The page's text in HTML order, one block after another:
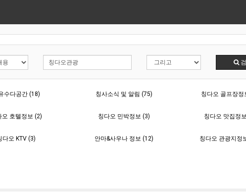
수다공간 (18) 칭사소식 및 알림 (75) 칭다오 골프장정
오 호텔정보 (2) 칭다오 민박정보 (3) 칭다오 맛집정
다오 KTV (3) 안마&사우나 정보 (12) 칭다오 관광지정